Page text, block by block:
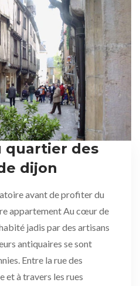
quartier des
dijon
avant de profiter du
appartement Au cœur de
jadis par des artisans
antiquaires se sont
Entre la rue des
et à travers les rues